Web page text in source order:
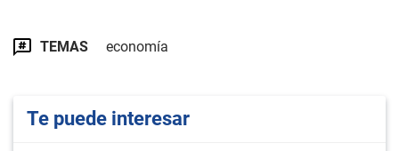
TEMAS economía
Te puede interesar